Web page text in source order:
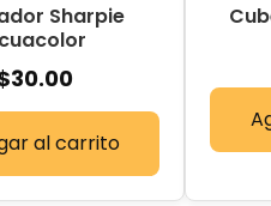
Sharpie
30.00
al carrito